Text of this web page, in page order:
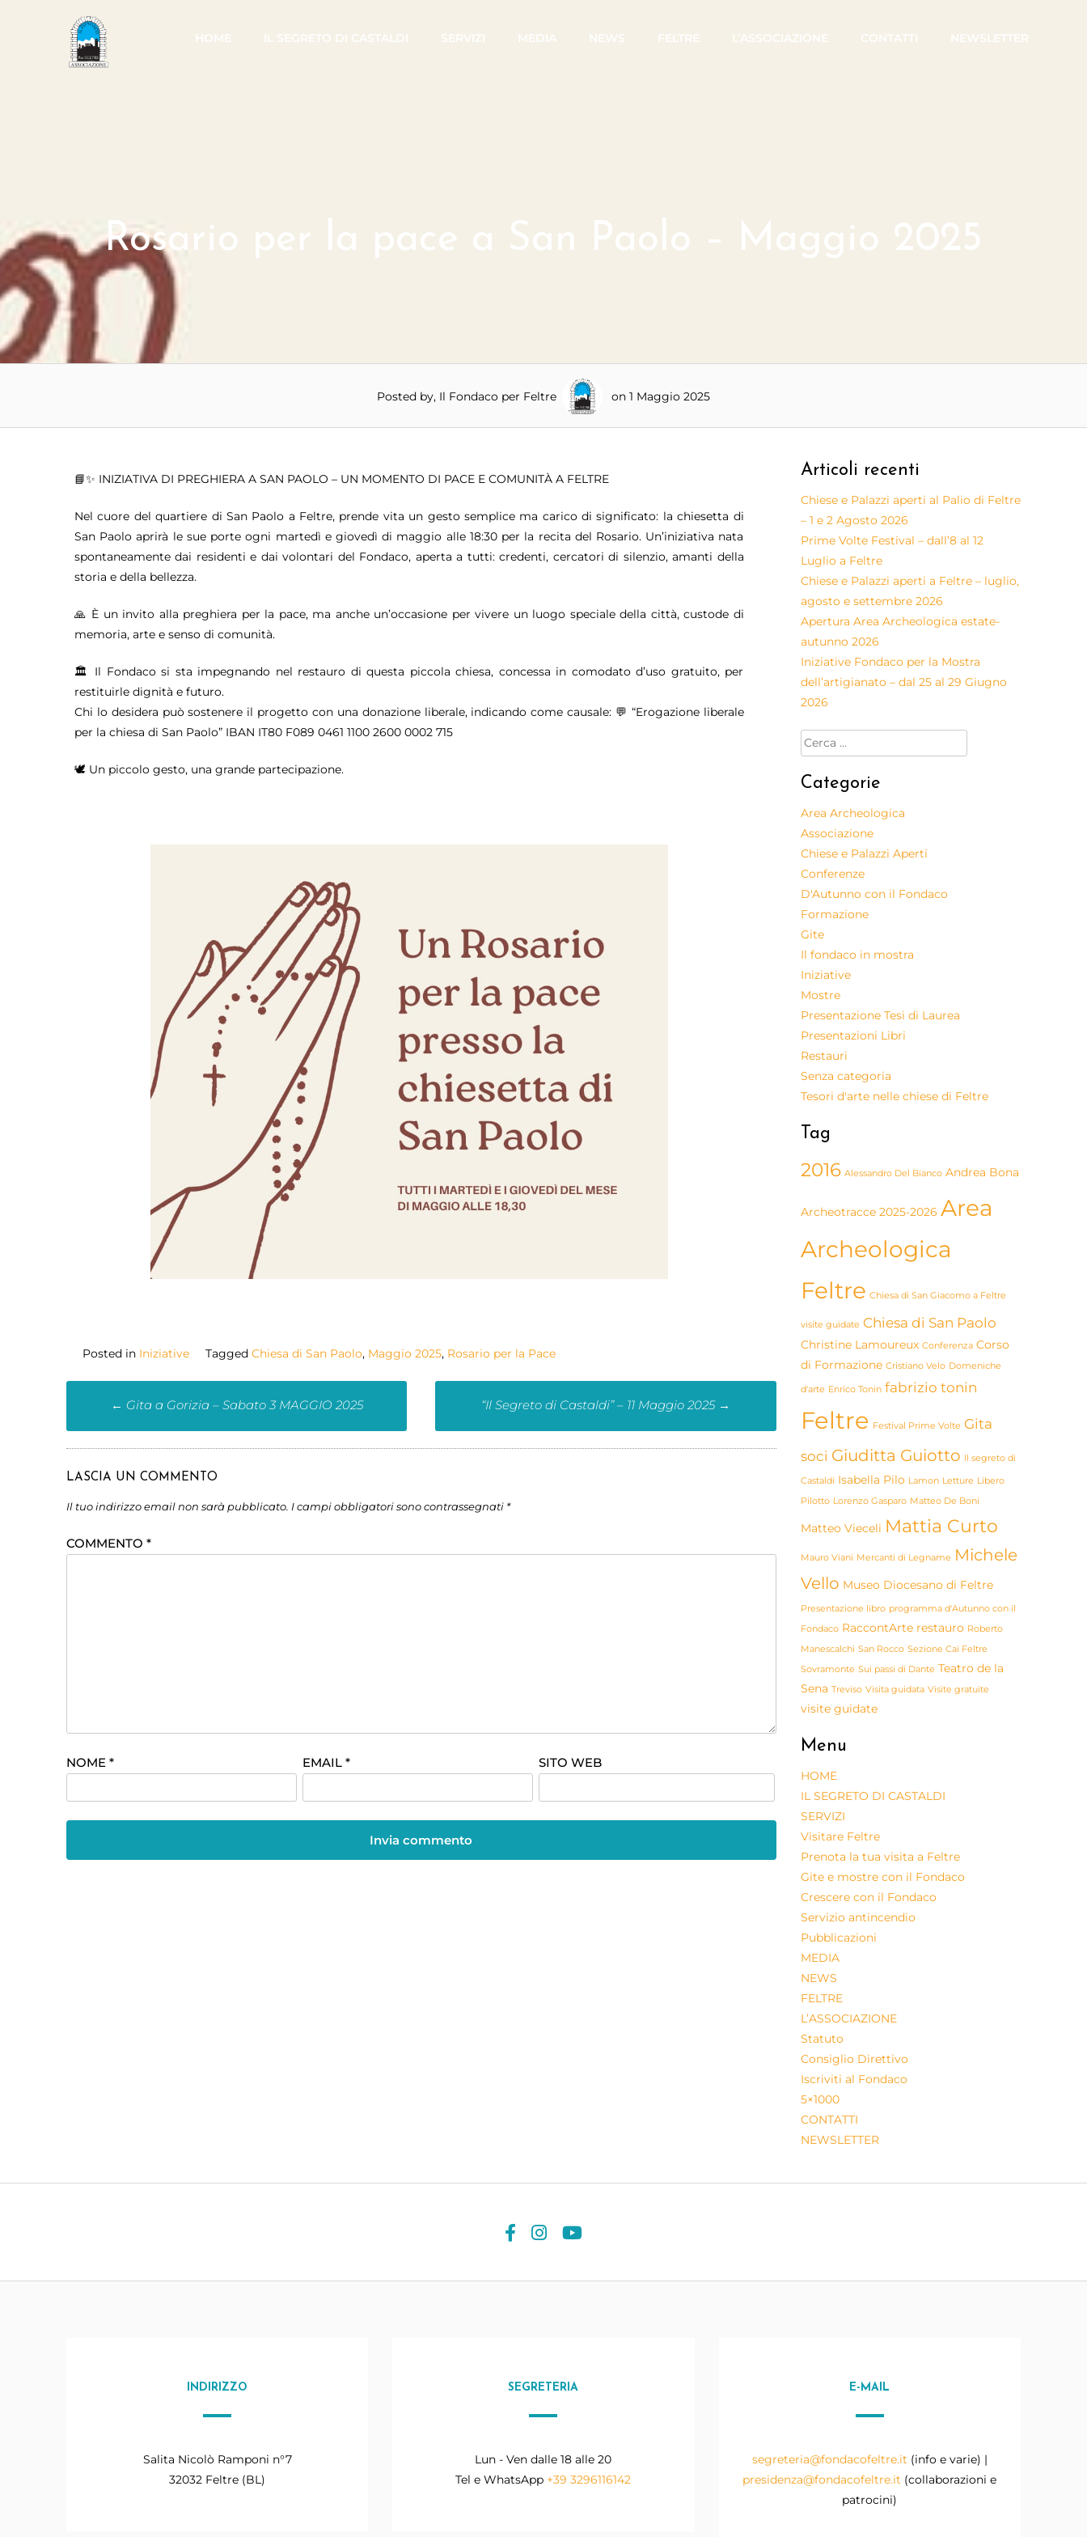
HOME IL SEGRETO DI CASTALDI SERVIZI MEDIA NEWS FELTRE L’ASSOCIAZIONE CONTATTI NEWSLETTER
Rosario per la pace a San Paolo – Maggio 2025
Posted by, Il Fondaco per Feltre on 1 Maggio 2025
📘✨ INIZIATIVA DI PREGHIERA A SAN PAOLO – UN MOMENTO DI PACE E COMUNITÀ A FELTRE
Nel cuore del quartiere di San Paolo a Feltre, prende vita un gesto semplice ma carico di significato: la chiesetta di
San Paolo aprirà le sue porte ogni martedì e giovedì di maggio alle 18:30 per la recita del Rosario. Un’iniziativa nata
spontaneamente dai residenti e dai volontari del Fondaco, aperta a tutti: credenti, cercatori di silenzio, amanti della
storia e della bellezza.
🙏 È un invito alla preghiera per la pace, ma anche un’occasione per vivere un luogo speciale della città, custode di
memoria, arte e senso di comunità.
🏛️ Il Fondaco si sta impegnando nel restauro di questa piccola chiesa, concessa in comodato d’uso gratuito, per
restituirle dignità e futuro.
Chi lo desidera può sostenere il progetto con una donazione liberale, indicando come causale: 💬 “Erogazione liberale
per la chiesa di San Paolo” IBAN IT80 F089 0461 1100 2600 0002 715
🕊️ Un piccolo gesto, una grande partecipazione.
Posted in Iniziative Tagged Chiesa di San Paolo, Maggio 2025, Rosario per la Pace
← Gita a Gorizia – Sabato 3 MAGGIO 2025 “Il Segreto di Castaldi” – 11 Maggio 2025 →
LASCIA UN COMMENTO
Il tuo indirizzo email non sarà pubblicato. I campi obbligatori sono contrassegnati *
COMMENTO *
NOME * EMAIL* SITO WEB
Articoli recenti
Chiese e Palazzi aperti al Palio di Feltre
– 1 e 2 Agosto 2026
Prime Volte Festival – dall’8 al 12
Luglio a Feltre
Chiese e Palazzi aperti a Feltre – luglio,
agosto e settembre 2026
Apertura Area Archeologica estate-
autunno 2026
Iniziative Fondaco per la Mostra
dell’artigianato – dal 25 al 29 Giugno
2026
Categorie
Area Archeologica
Associazione
Chiese e Palazzi Aperti
Conferenze
D'Autunno con il Fondaco
Formazione
Gite
Il fondaco in mostra
Iniziative
Mostre
Presentazione Tesi di Laurea
Presentazioni Libri
Restauri
Senza categoria
Tesori d'arte nelle chiese di Feltre
Tag
2016 Alessandro Del Bianco Andrea Bona
Archeotracce 2025-2026 Area
Archeologica
Feltre Chiesa di San Giacomo a Feltre
visite guidate Chiesa di San Paolo
Christine Lamoureux Conferenza Corso
di Formazione Cristiano Velo Domeniche
d'arte Enrico Tonin fabrizio tonin
Feltre Festival Prime Volte Gita
soci Giuditta Guiotto Il segreto di
Castaldi Isabella Pilo Lamon Letture Libero
Pilotto Lorenzo Gasparo Matteo De Boni
Matteo Vieceli Mattia Curto
Mauro Viani Mercanti di Legname Michele
Vello Museo Diocesano di Feltre
Presentazione libro programma d'Autunno con il
Fondaco RaccontArte restauro Roberto
Manescalchi San Rocco Sezione Cai Feltre
Sovramonte Sui passi di Dante Teatro de la
Sena Treviso Visita guidata Visite gratuite
visite guidate
Menu
HOME
IL SEGRETO DI CASTALDI
SERVIZI
Visitare Feltre
Prenota la tua visita a Feltre
Gite e mostre con il Fondaco
Crescere con il Fondaco
Servizio antincendio
Pubblicazioni
MEDIA
NEWS
FELTRE
L’ASSOCIAZIONE
Statuto
Consiglio Direttivo
Iscriviti al Fondaco
5×1000
CONTATTI
NEWSLETTER
INDIRIZZO
Salita Nicolò Ramponi n°7
32032 Feltre (BL)
SEGRETERIA
Lun - Ven dalle 18 alle 20
Tel e WhatsApp +39 3296116142
E-MAIL
segreteria@fondacofeltre.it (info e varie) |
presidenza@fondacofeltre.it (collaborazioni e
patrocini)